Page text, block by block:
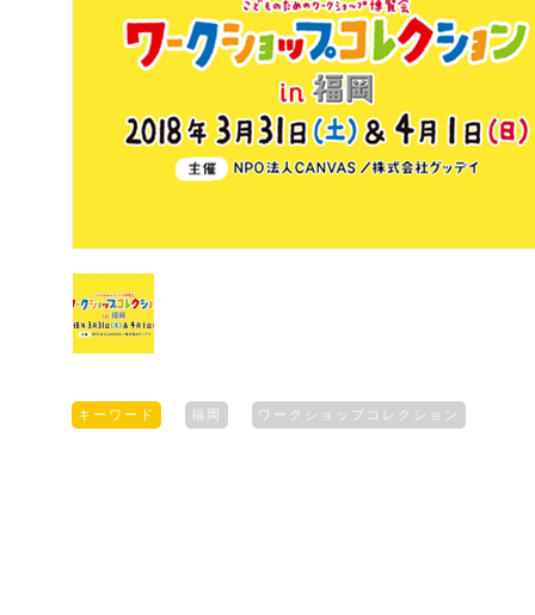
キーワード 福岡 ワークショップコレクション